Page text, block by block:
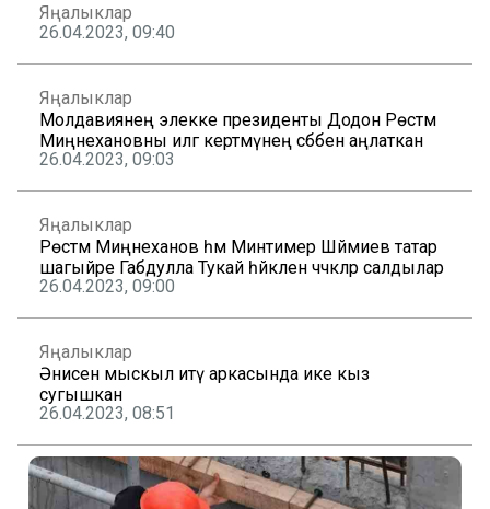
Яңалыклар
26.04.2023, 09:40
Яңалыклар
Молдавиянең элекке президенты Додон Рөстәм
Миңнехановны илгә кертмәүнең сәбәбен аңлаткан
26.04.2023, 09:03
Яңалыклар
Рөстәм Миңнеханов һәм Минтимер Шәймиев татар
шагыйре Габдулла Тукай һәйкәленә чәчәкләр салдылар
26.04.2023, 09:00
Яңалыклар
Әнисен мыскыл итү аркасында ике кыз
сугышкан
26.04.2023, 08:51